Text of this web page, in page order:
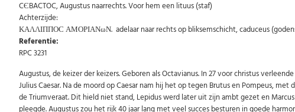
CЄBACTOC, Augustus naarrechts. Voor hem een lituus (staf)
Achterzijde:
ΚΑΛΛΙΠΠΟϹ ΑΜΟΡΙΑΝωΝ. adelaar naar rechts op bliksemschicht, caduceus
Referentie:
RPC 3231
Augustus, de keizer der keizers. Geboren als Octavianus. In 27 voor christus
Julius Caesar. Na de moord op Caesar nam hij het op tegen Brutus en Pompeus,
de Triumveraat. Dit hield niet stand, Lepidus werd later uit zijn ambt gezet en
pleegde. Augustus zou het rijk 40 jaar lang met veel succes besturen in goede